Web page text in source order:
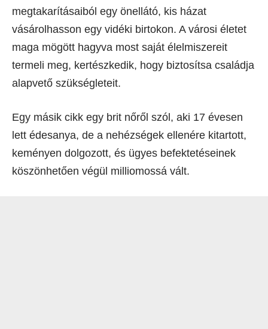
megtakarításaiból egy önellátó, kis házat
vásárolhasson egy vidéki birtokon. A városi életet
maga mögött hagyva most saját élelmiszereit
termeli meg, kertészkedik, hogy biztosítsa családja
alapvető szükségleteit.
Egy másik cikk egy brit nőről szól, aki 17 évesen
lett édesanya, de a nehézségek ellenére kitartott,
keményen dolgozott, és ügyes befektetéseinek
köszönhetően végül milliomossá vált.